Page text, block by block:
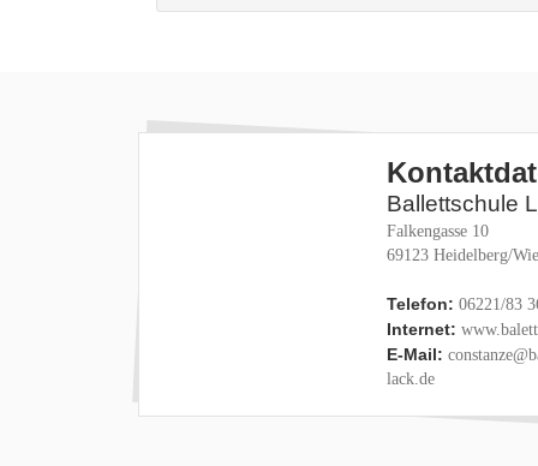
Ballettschule
Falkengasse 10
69123 Heidelberg/
Telefon: 06221/83
Internet:
E-Mail:
lack.de